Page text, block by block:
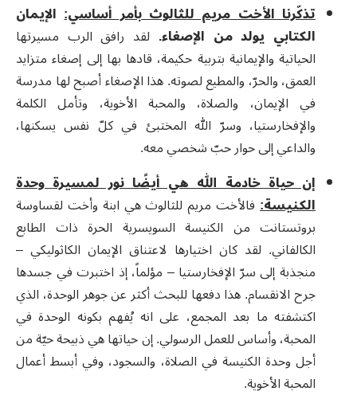
تذكّرنا الأخت مريم للثالوث بأمر أساسي: الإيمان
الكتابي يولد من الإصغاء. لقد رافق الرب مسيرتها
الحياتية والإيمانية بتربية حكيمة، قادها بها إلى إصغاء متزايد
العمق، والحرّ، والمطيع لصوته. هذا الإصغاء أصبح لها مدرسة
في الإيمان، والصلاة، والمحبة الأخوية، وتأمل الكلمة
والإفخارستيا، وسرّ الله المختبئ في كلّ نفس يسكنها،
والداعي إلى حوار حبّ شخصي معه.
إن حياة خادمة الله هي أيضًا نور لمسيرة وحدة
الكنيسة: فالأخت مريم للثالوث هي ابنة وأخت لقساوسة
بروتستانت من الكنيسة السويسرية الحرة ذات الطابع
الكالفاني. لقد كان اختيارها لاعتناق الإيمان الكاثوليكي –
منجذبة إلى سرّ الإفخارستيا – مؤلماً، إذ اختبرت في جسدها
جرح الانقسام. هذا دفعها للبحث أكثر عن جوهر الوحدة، الذي
اكتشفته ما بعد المجمع، على انه يُفهم بكونه الوحدة في
المحبة، وأساس للعمل الرسولي.إن حياتها هي ذبيحة حيّة من
أجل وحدة الكنيسة في الصلاة، والسجود، وفي أبسط أعمال
المحبة الأخوية.